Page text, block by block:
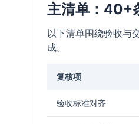
主清单：40+
以下清单围绕验收与
成。
复核项
验收标准对齐